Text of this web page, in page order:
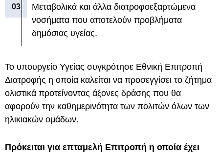
Μεταβολικά και άλλα διατροφοεξαρτώμενα
νοσήματα που αποτελούν προβλήματα
δημόσιας υγείας.
Το υπουργείο Υγείας συγκρότησε Εθνική Επιτροπή
Διατροφής η οποία καλείται να προσεγγίσει το ζήτημα
ολιστικά προτείνοντας άξονες δράσης που θα
αφορούν την καθημερινότητα των πολιτών όλων των
ηλικιακών ομάδων.
Πρόκειται για επταμελή Επιτροπή η οποία έχει